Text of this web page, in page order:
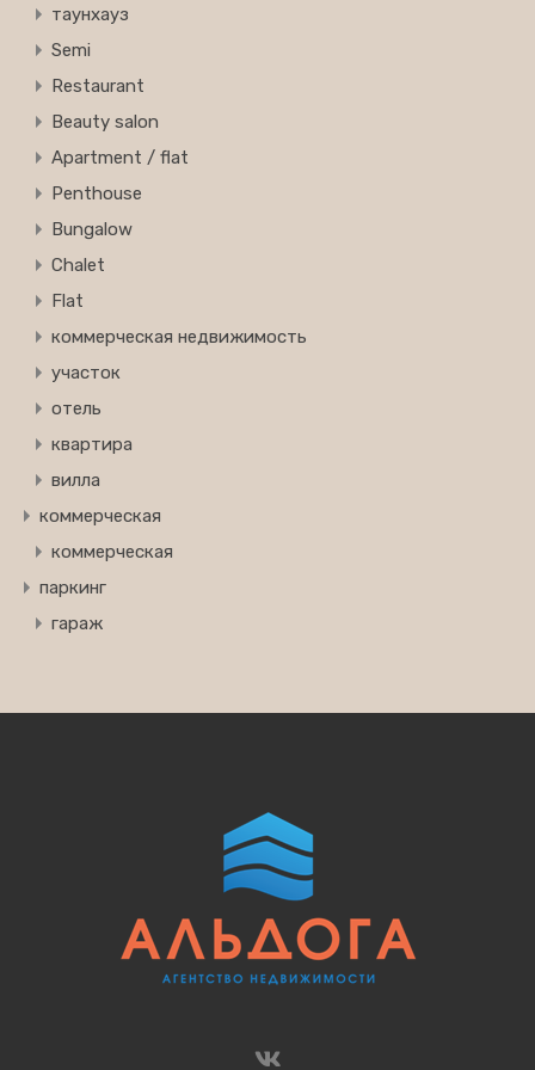
таунхауз
Semi
Restaurant
Beauty salon
Apartment / flat
Penthouse
Bungalow
Chalet
Flat
коммерческая недвижимость
участок
отель
квартира
вилла
коммерческая
коммерческая
паркинг
гараж